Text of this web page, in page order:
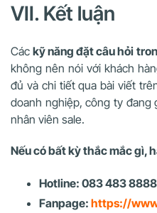
VII. Kết luận
Cáckỹ năng đặt câu hỏi
không nên nói với khách
đủ và chi tiết qua bài viết
doanh nghiệp, công ty đang
nhân viên sale.
Nếu có bất kỳ thắc mắc gì,
Hotline: 083 483 8888
Fanpage: https://